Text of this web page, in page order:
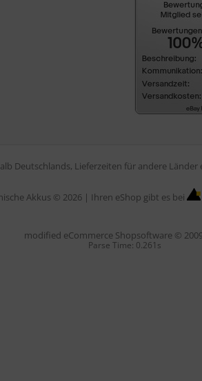
Deutschlands, Lieferzeiten für andere
Akkus © 2026 | Ihren eShop gibt es bei
modified eCommerce Shopsoftware ©
Parse Time: 0.261s